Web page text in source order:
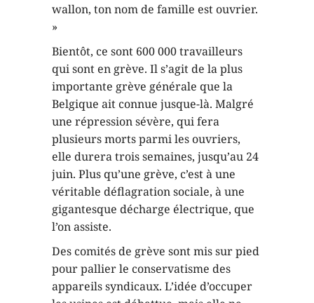
wallon, ton nom de famille est ouvrier.
»
Bientôt, ce sont 600 000 travailleurs
qui sont en grève. Il s’agit de la plus
importante grève générale que la
Belgique ait connue jusque-là. Malgré
une répression sévère, qui fera
plusieurs morts parmi les ouvriers,
elle durera trois semaines, jusqu’au 24
juin. Plus qu’une grève, c’est à une
véritable déflagration sociale, à une
gigantesque décharge électrique, que
l’on assiste.
Des comités de grève sont mis sur pied
pour pallier le conservatisme des
appareils syndicaux. L’idée d’occuper